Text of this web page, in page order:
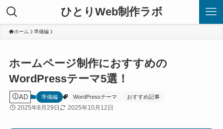
ひとりWeb制作ラボ
ホーム 準備編
ホームページ制作におすすめの
WordPressテーマ5選！
AD 準備編 WordPressテーマ おすすめ記事
2025年8月29日 2025年10月12日